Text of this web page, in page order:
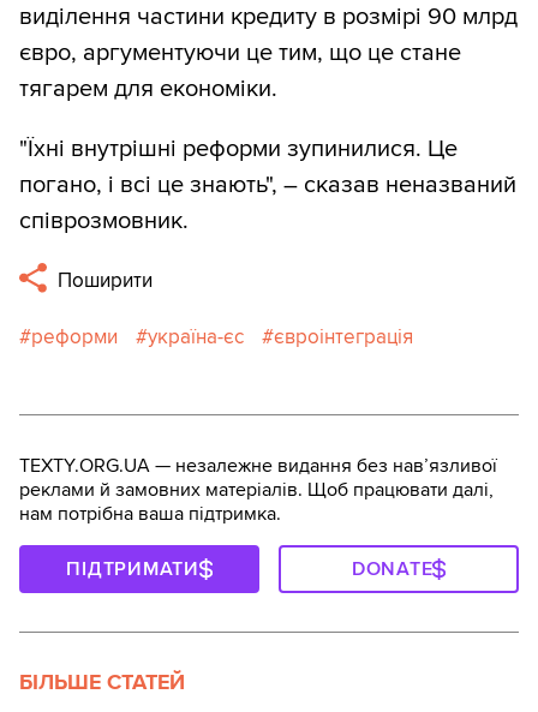
виділення частини кредиту в розмірі 90 млрд
євро, аргументуючи це тим, що це стане
тягарем для економіки.
"Їхні внутрішні реформи зупинилися. Це
погано, і всі це знають", – сказав неназваний
співрозмовник.
Поширити
реформи україна-єс євроінтеграція
TEXTY.ORG.UA — незалежне видання без навʼязливої
реклами й замовних матеріалів. Щоб працювати далі,
нам потрібна ваша підтримка.
ПІДТРИМАТИ DONATE
БІЛЬШЕ СТАТЕЙ